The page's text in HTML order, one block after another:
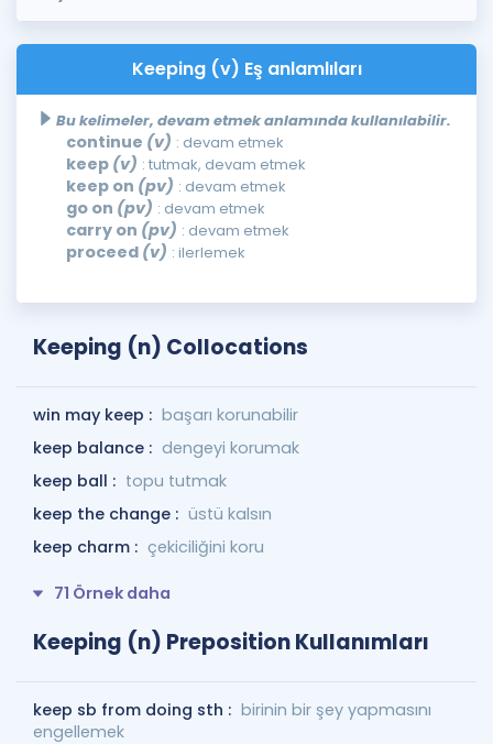
Keeping (v) Eş anlamlıları
Bu kelimeler, devam etmek anlamında kullanılabilir.
continue (v) : devam etmek
keep (v) : tutmak, devam etmek
keep on (pv) : devam etmek
go on (pv) : devam etmek
carry on (pv) : devam etmek
proceed (v) : ilerlemek
Keeping (n) Collocations
win may keep : başarı korunabilir
keep balance : dengeyi korumak
keep ball : topu tutmak
keep the change : üstü kalsın
keep charm : çekiciliğini koru
71 Örnek daha
Keeping (n) Preposition Kullanımları
keep sb from doing sth : birinin bir şey yapmasını
engellemek